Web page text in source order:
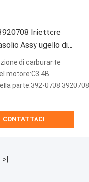
Iniettore
Assy ugello di
carburante
con escavatore a
di carburante
motore:C3.4B
parte:392-0708 3920708
CONTATTACI
>|